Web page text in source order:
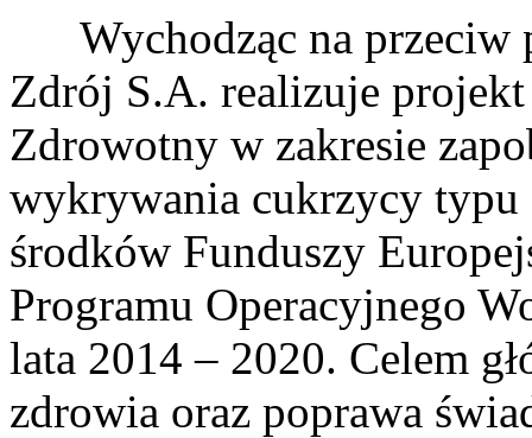
Wychodząc na przeciw
Zdrój S.A. realizuje
Zdrowotny w zakresie
wykrywania cukrzycy typu
środków Funduszy
Programu Operacyjnego
lata 2014 – 2020. Celem
zdrowia oraz poprawa